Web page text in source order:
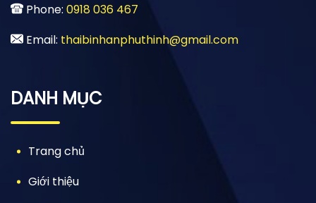
Phone: 0918 036 467
Email: thaibinhanphuthinh@gmail.com
DANH MỤC
Trang chủ
Giới thiệu